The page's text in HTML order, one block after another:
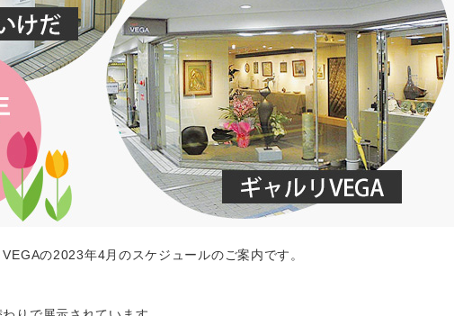
の2023年4月のスケジュールのご案内です。